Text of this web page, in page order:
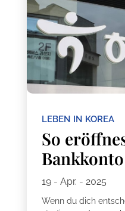
LEBEN IN KOREA
So
19 - Apr. - 2025
Wenn du dich